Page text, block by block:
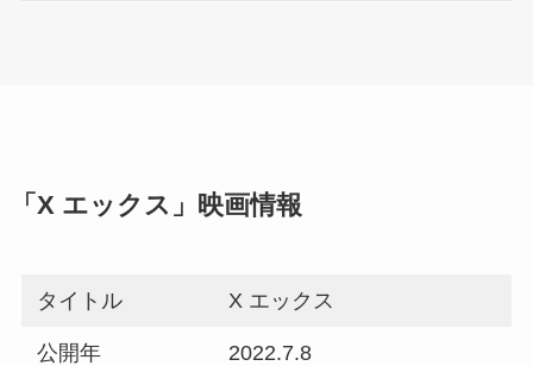
「X エックス」映画情報
タイトル X エックス
公開年 2022.7.8